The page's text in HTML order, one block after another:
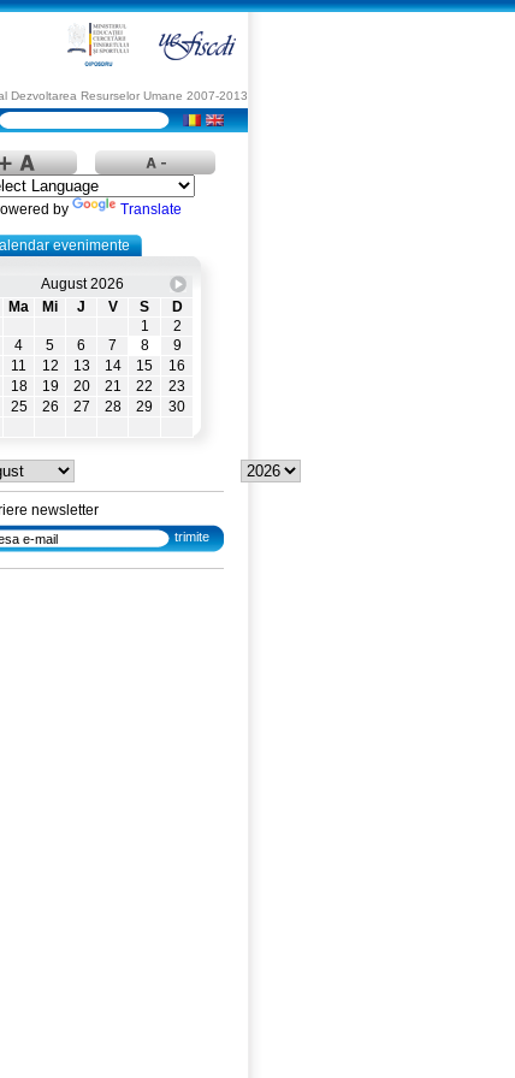
Dezvoltarea Resurselor Umane 2007-2013
by Translate
evenimente
August 2026
Ma Mi J V S
D
1
2
4 5 6 7 8
9
11 12 13 14 15
16
18 19 20 21 22
23
25 26 27 28 29
30
newsletter